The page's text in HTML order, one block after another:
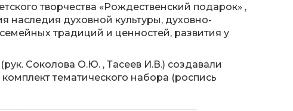
творчества «Рождественский подарок» ,
наследия духовной культуры, духовно-
традиций и ценностей, развития у
Соколова О.Ю. , Тасеев И.В.) создавали
тематического набора (роспись